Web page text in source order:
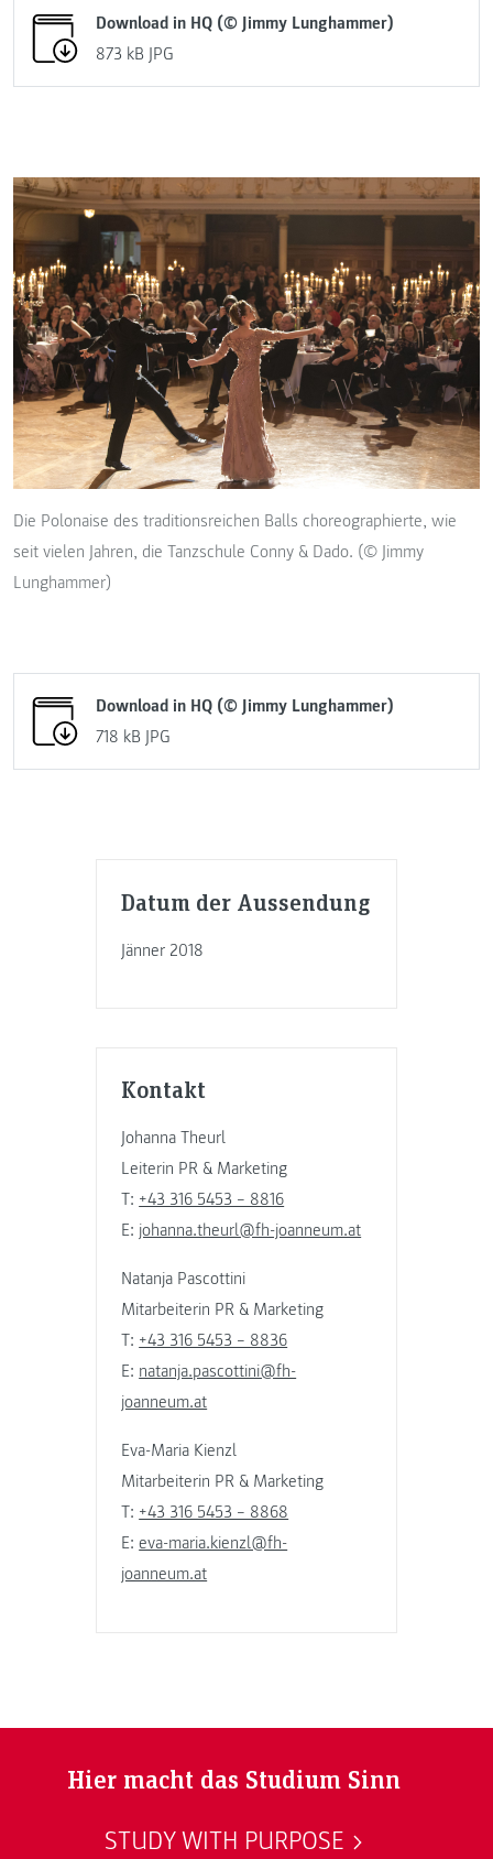
Datum der Aussendung
Jänner 2018
Kontakt
Johanna Theurl
Leiterin PR & Marketing
T: +43 316 5453 – 8816
E: johanna.theurl@fh-joanneum.at
Natanja Pascottini
Mitarbeiterin PR & Marketing
T: +43 316 5453 – 8836
E: natanja.pascottini@fh-
joanneum.at
Eva-Maria Kienzl
Mitarbeiterin PR & Marketing
T: +43 316 5453 – 8868
E:eva-maria.kienzl@fh-
joanneum.at
Download in HQ (© Jimmy Lunghammer)
873 kB JPG
Die Polonaise des traditionsreichen Balls choreographierte, wie
seit vielen Jahren, die Tanzschule Conny & Dado. (© Jimmy
Lunghammer)
Download in HQ (© Jimmy Lunghammer)
718 kB JPG
Hier macht das Studium Sinn
STUDY WITH PURPOSE